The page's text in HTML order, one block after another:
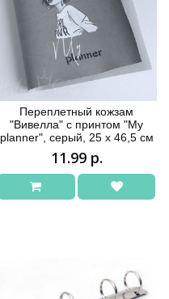
Переплетный кожзам
"Вивелла" с принтом "My
planner", серый, 25 х 46,5 см
11.99 р.